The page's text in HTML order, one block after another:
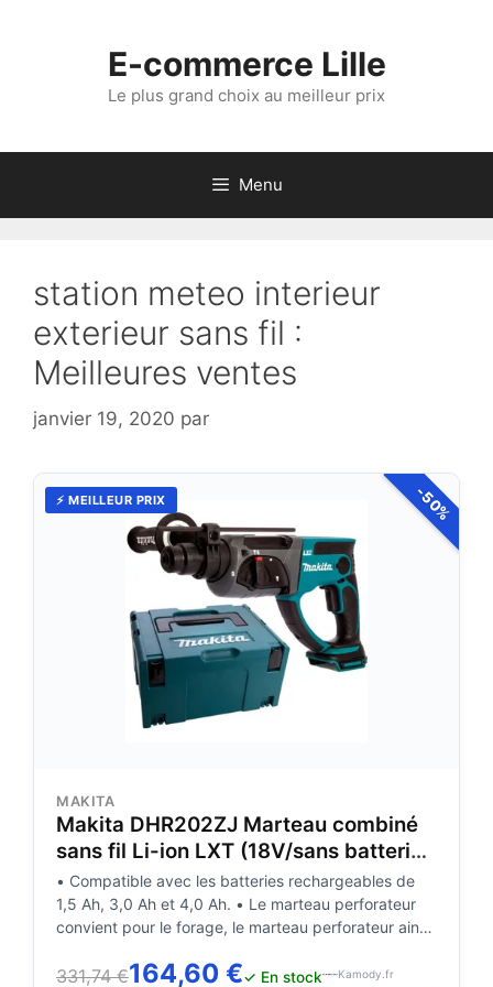
E-commerce Lille
Le plus grand choix au meilleur prix
Menu
station meteo interieur
exterieur sans fil :
Meilleures ventes
janvier 19, 2020 par
-50%
⚡ MEILLEUR PRIX
MAKITA
Makita DHR202ZJ Marteau combiné
sans fil Li-ion LXT (18V/sans batterie)
Makpac
• Compatible avec les batteries rechargeables de
1,5 Ah, 3,0 Ah et 4,0 Ah. • Le marteau perforateur
convient pour le forage, le marteau perforateur ainsi
Réglage du ciseau par 40 • Les balais de carbone
331,74 €164,60 €✓ En stock Kamody.fr